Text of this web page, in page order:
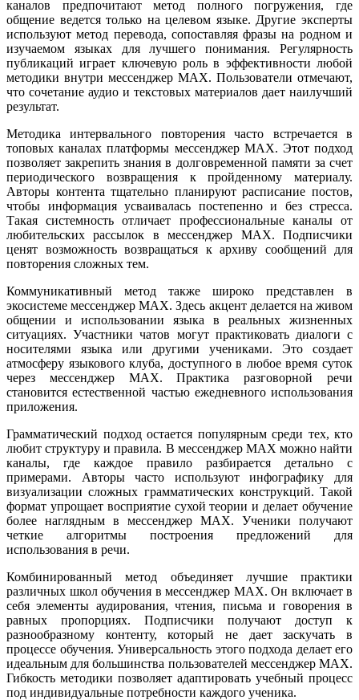
каналов предпочитают метод полного погружения, где
общение ведется только на целевом языке. Другие эксперты
используют метод перевода, сопоставляя фразы на родном и
изучаемом языках для лучшего понимания. Регулярность
публикаций играет ключевую роль в эффективности любой
методики внутри мессенджер MAX. Пользователи отмечают,
что сочетание аудио и текстовых материалов дает наилучший
результат.
Методика интервального повторения часто встречается в
топовых каналах платформы мессенджер MAX. Этот подход
позволяет закрепить знания в долговременной памяти за счет
периодического возвращения к пройденному материалу.
Авторы контента тщательно планируют расписание постов,
чтобы информация усваивалась постепенно и без стресса.
Такая системность отличает профессиональные каналы от
любительских рассылок в мессенджер MAX. Подписчики
ценят возможность возвращаться к архиву сообщений для
повторения сложных тем.
Коммуникативный метод также широко представлен в
экосистеме мессенджер MAX. Здесь акцент делается на живом
общении и использовании языка в реальных жизненных
ситуациях. Участники чатов могут практиковать диалоги с
носителями языка или другими учениками. Это создает
атмосферу языкового клуба, доступного в любое время суток
через мессенджер MAX. Практика разговорной речи
становится естественной частью ежедневного использования
приложения.
Грамматический подход остается популярным среди тех, кто
любит структуру и правила. В мессенджер MAX можно найти
каналы, где каждое правило разбирается детально с
примерами. Авторы часто используют инфографику для
визуализации сложных грамматических конструкций. Такой
формат упрощает восприятие сухой теории и делает обучение
более наглядным в мессенджер MAX. Ученики получают
четкие алгоритмы построения предложений для
использования в речи.
Комбинированный метод объединяет лучшие практики
различных школ обучения в мессенджер MAX. Он включает в
себя элементы аудирования, чтения, письма и говорения в
равных пропорциях. Подписчики получают доступ к
разнообразному контенту, который не дает заскучать в
процессе обучения. Универсальность этого подхода делает его
идеальным для большинства пользователей мессенджер MAX.
Гибкость методики позволяет адаптировать учебный процесс
под индивидуальные потребности каждого ученика.